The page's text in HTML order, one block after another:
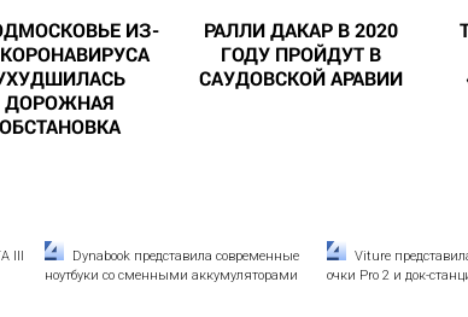
ИЗ-
ДОРОЖНАЯ
ОБСТАНОВКА
РАЛЛИ ДАКАР В 2020
ГОДУ ПРОЙДУТ В
САУДОВСКОЙ АРАВИИ
III
Dynabook представила современные
ноутбуки со сменными аккумуляторами
Viture
очки Pro 2 и док-